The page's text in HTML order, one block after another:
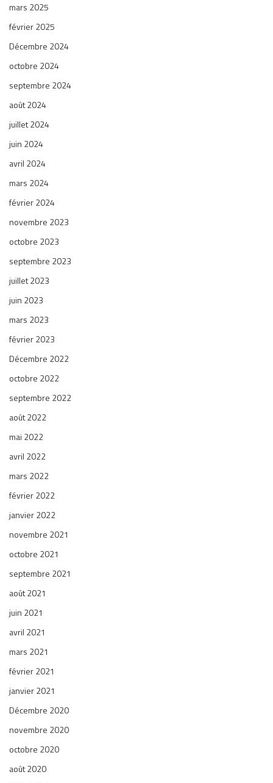
mars 2025
février 2025
Décembre 2024
octobre 2024
septembre 2024
août 2024
juillet 2024
juin 2024
avril 2024
mars 2024
février 2024
novembre 2023
octobre 2023
septembre 2023
juillet 2023
juin 2023
mars 2023
février 2023
Décembre 2022
octobre 2022
septembre 2022
août 2022
mai 2022
avril 2022
mars 2022
février 2022
janvier 2022
novembre 2021
octobre 2021
septembre 2021
août 2021
juin 2021
avril 2021
mars 2021
février 2021
janvier 2021
Décembre 2020
novembre 2020
octobre 2020
août 2020